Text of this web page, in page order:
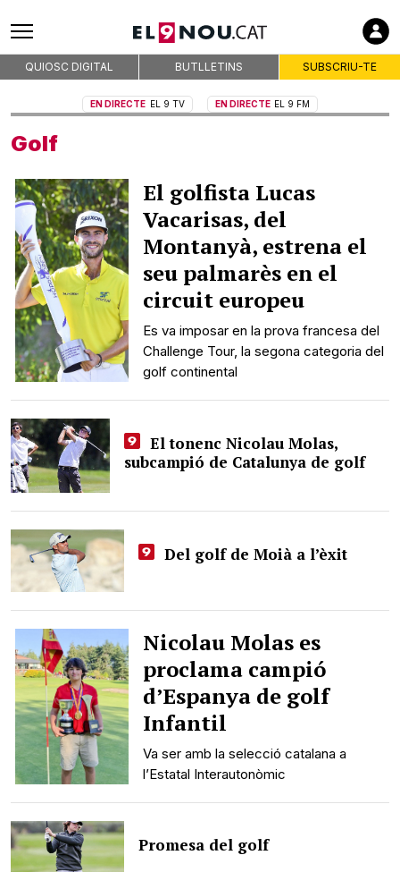
QUIOSC DIGITAL BUTLLETINS SUBSCRIU-TE
EN DIRECTE EL 9 TV EN DIRECTE EL 9 FM
Golf
El golfista Lucas
Vacarisas, del
Montanyà, estrena el
seu palmarès en el
circuit europeu
Es va imposar en la prova francesa del
Challenge Tour, la segona categoria del
golf continental
El tonenc Nicolau Molas,
subcampió de Catalunya de golf
Del golf de Moià a l’èxit
Nicolau Molas es
proclama campió
d’Espanya de golf
Infantil
Va ser amb la selecció catalana a
l’Estatal Interautonòmic
Promesa del golf